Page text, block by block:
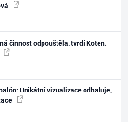
činnost odpouštěla, tvrdí Koten.
Unikátní vizualizace odhaluje,